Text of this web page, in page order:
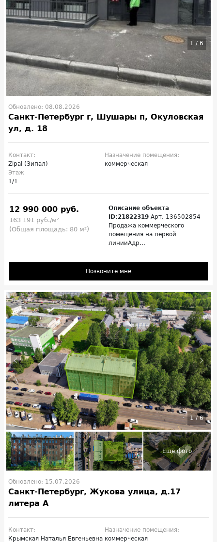
1 / 6
Обновлено: 08.08.2026
Санкт-Петербург г, Шушары п, Окуловская
ул, д. 18
Контакт:
Zipal (Зипал)
Назначение помещения:
коммерческая
Этаж
1/1
12 990 000 руб.
163 191 руб./м²
(Общая площадь: 80 м²)
Описание объекта
ID:21822319 Арт. 136502854
Продажа коммерческого
помещения на первой
линииАдр...
Позвоните мне
1/6
Обновлено: 15.07.2026
Санкт-Петербург, Жукова улица, д.17
литера А
Контакт:
Крымская Наталья Евгеньевна
Назначение помещения:
коммерческая